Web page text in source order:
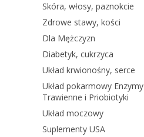
Skóra, włosy, paznokcie
Zdrowe stawy, kości
Dla Mężczyzn
Diabetyk, cukrzyca
Układ krwionośny, serce
Układ pokarmowy Enzymy
Trawienne i Priobiotyki
Układ moczowy
Suplementy USA